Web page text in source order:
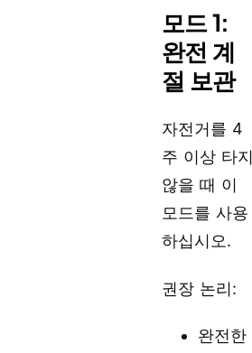
모드 1:
완전 계
절 보관
자전거를 4
주 이상 타지
않을 때 이
모드를 사용
하십시오.
권장 논리:
완전한